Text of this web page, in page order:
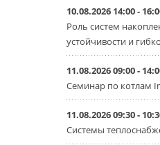
3
10.08.2026 14:00 -
Роль систем
устойчивости и
11.08.2026 09:00 -
Семинар по котлам
11.08.2026 09:30 -
Системы